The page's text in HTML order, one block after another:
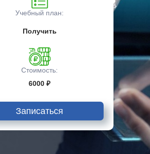
Учебный план:
Получить
Стоимость:
6000 ₽
Записаться